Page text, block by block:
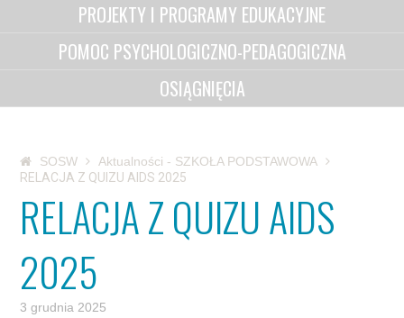
PROJEKTY I PROGRAMY EDUKACYJNE
POMOC PSYCHOLOGICZNO-PEDAGOGICZNA
OSIĄGNIĘCIA
SOSW
Aktualności - SZKOŁA PODSTAWOWA
RELACJA Z QUIZU AIDS 2025
RELACJA Z QUIZU AIDS
2025
3 grudnia 2025